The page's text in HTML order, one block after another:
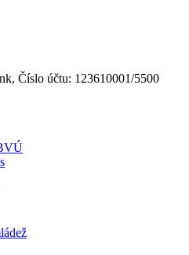
Číslo účtu: 123610001/5500